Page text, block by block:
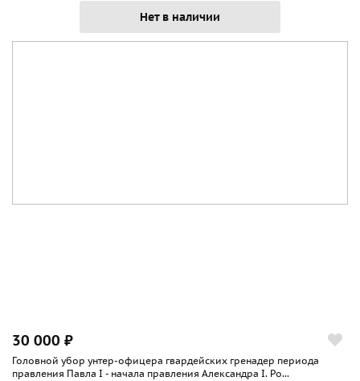
Нет в наличии
30 000 ₽
Головной убор унтер-офицера гвардейских гренадер периода
правления Павла I - начала правления Александра I. Ро...